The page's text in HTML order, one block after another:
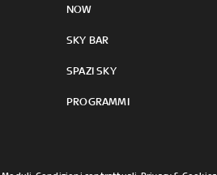
NOW
SKY BAR
SPAZI SKY
PROGRAMMI